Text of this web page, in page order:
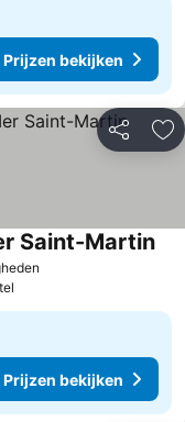
Prijzen bekijken
Delen
Saint-Martin
Prijzen bekijken